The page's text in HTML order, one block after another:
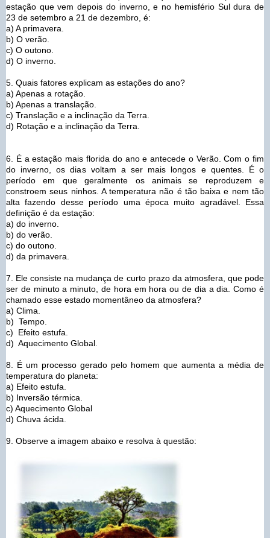
estação que vem depois do inverno, e no hemisfério Sul dura de
23 de setembro a 21 de dezembro, é:
a) A primavera.
b) O verão.
c) O outono.
d) O inverno.
5. Quais fatores explicam as estações do ano?
a) Apenas a rotação.
b) Apenas a translação.
c) Translação e a inclinação da Terra.
d) Rotação e a inclinação da Terra.
6. É a estação mais florida do ano e antecede o Verão. Com o fim
do inverno, os dias voltam a ser mais longos e quentes. É o
período em que geralmente os animais se reproduzem e
constroem seus ninhos. A temperatura não é tão baixa e nem tão
alta fazendo desse período uma época muito agradável. Essa
definição é da estação:
a) do inverno.
b) do verão.
c) do outono.
d) da primavera.
7. Ele consiste na mudança de curto prazo da atmosfera, que pode
ser de minuto a minuto, de hora em hora ou de dia a dia. Como é
chamado esse estado momentâneo da atmosfera?
a) Clima.
b) Tempo.
c) Efeito estufa.
d) Aquecimento Global.
8. É um processo gerado pelo homem que aumenta a média de
temperatura do planeta:
a) Efeito estufa.
b) Inversão térmica.
c) Aquecimento Global
d) Chuva ácida.
9. Observe a imagem abaixo e resolva à questão: